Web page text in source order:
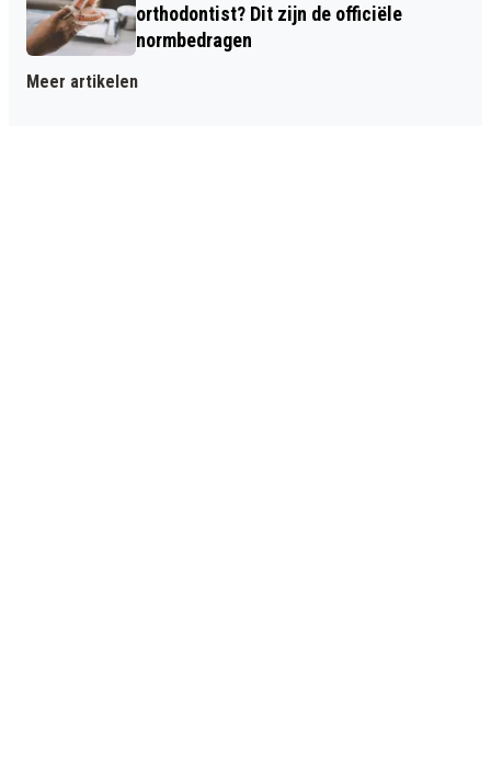
orthodontist? Dit zijn de officiële
normbedragen
Meer artikelen